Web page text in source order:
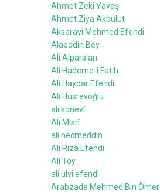
Ahmet Zeki Yavaş
Ahmet Ziya Akbulut
Aksarayi Mehmed Efendi
Alaeddin Bey
Ali Alparslan
Ali Hademe-i Fatih
Ali Haydar Efendi
Ali Hüsrevoğlu
ali konevî
Ali Mısrî
ali necmeddin
Ali Rıza Efendi
Ali Toy
ali ulvi efendi
Arabzade Mehmed Bin Ömer